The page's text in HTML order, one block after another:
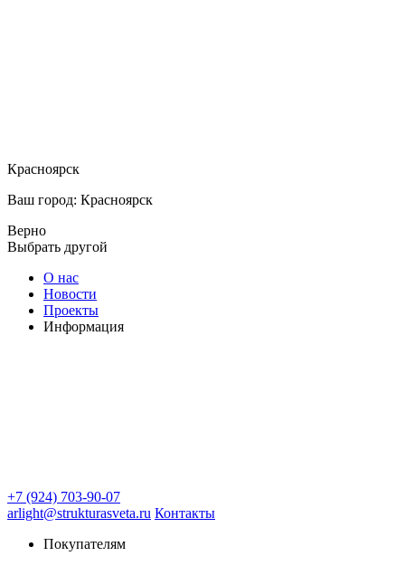
Красноярск
Ваш город: Красноярск
Верно
Выбрать другой
О нас
Новости
Проекты
Информация
+7 (924) 703-90-07
arlight@strukturasveta.ru Контакты
Покупателям